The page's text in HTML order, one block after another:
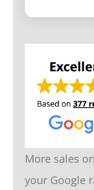
More sales
your Google